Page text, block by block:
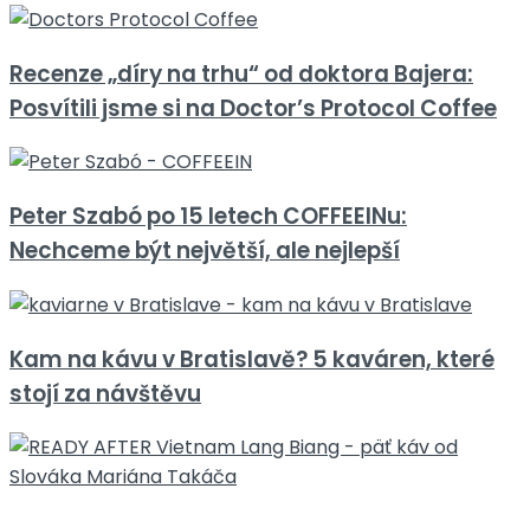
Recenze „díry na trhu“ od doktora Bajera:
Posvítili jsme si na Doctor’s Protocol Coffee
Peter Szabó po 15 letech COFFEEINu:
Nechceme být největší, ale nejlepší
Kam na kávu v Bratislavě? 5 kaváren, které
stojí za návštěvu